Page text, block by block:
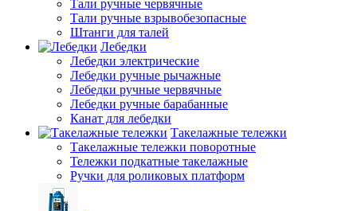
Тали ручные червячные
Тали ручные взрывобезопасные
Штанги для талей
Лебедки
Лебедки электрические
Лебедки ручные рычажные
Лебедки ручные червячные
Лебедки ручные барабанные
Канат для лебедки
Такелажные тележки
Такелажные тележки поворотные
Тележки подкатные такелажные
Ручки для роликовых платформ